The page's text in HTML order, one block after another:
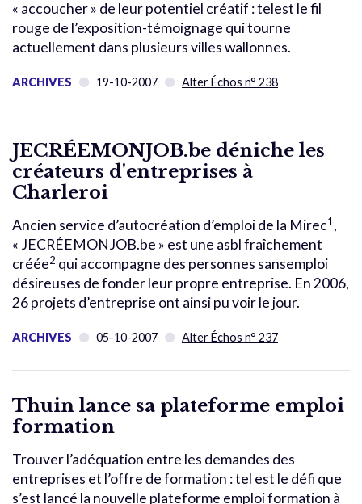
« accoucher » de leur potentiel créatif : telest le fil
rouge de l’exposition-témoignage qui tourne
actuellement dans plusieurs villes wallonnes.
ARCHIVES 19-10-2007 Alter Échos n° 238
JECRÉEMONJOB.be déniche les
créateurs d'entreprises à
Charleroi
Ancien service d’autocréation d’emploi de la Mirec1 ,
« JECRÉEMONJOB.be » est une asbl fraîchement
créée2 qui accompagne des personnes sansemploi
désireuses de fonder leur propre entreprise. En 2006,
26 projets d’entreprise ont ainsi pu voir le jour.
ARCHIVES 05-10-2007 Alter Échos n° 237
Thuin lance sa plateforme emploi
formation
Trouver l’adéquation entre les demandes des
entreprises et l’offre de formation : tel est le défi que
s’est lancé la nouvelle plateforme emploi formation à